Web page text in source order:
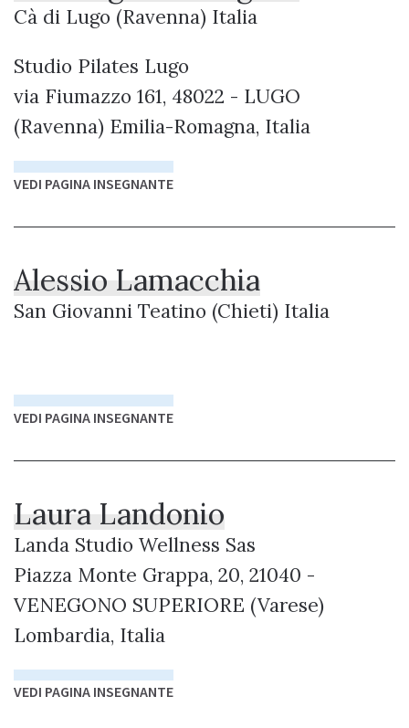
Cà di Lugo (Ravenna) Italia
Studio Pilates Lugo
via Fiumazzo 161, 48022 - LUGO
(Ravenna) Emilia-Romagna, Italia
VEDI PAGINA INSEGNANTE
Alessio Lamacchia
San Giovanni Teatino (Chieti) Italia
VEDI PAGINA INSEGNANTE
Laura Landonio
Landa Studio Wellness Sas
Piazza Monte Grappa, 20, 21040 -
VENEGONO SUPERIORE (Varese)
Lombardia, Italia
VEDI PAGINA INSEGNANTE